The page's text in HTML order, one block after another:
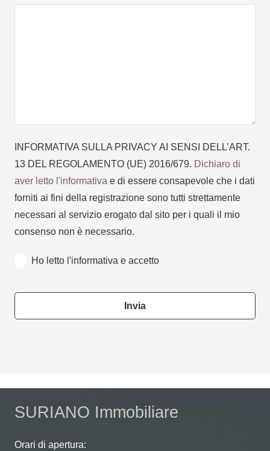
INFORMATIVA SULLA PRIVACY AI SENSI DELL’ART.
13 DEL REGOLAMENTO (UE) 2016/679. Dichiaro di
aver letto l'informativa e di essere consapevole che i dati
forniti ai fini della registrazione sono tutti strettamente
necessari al servizio erogato dal sito per i quali il mio
consenso non è necessario.
Ho letto l'informativa e accetto
Invia
be
left
blank
SURIANO Immobiliare
Orari di apertura: